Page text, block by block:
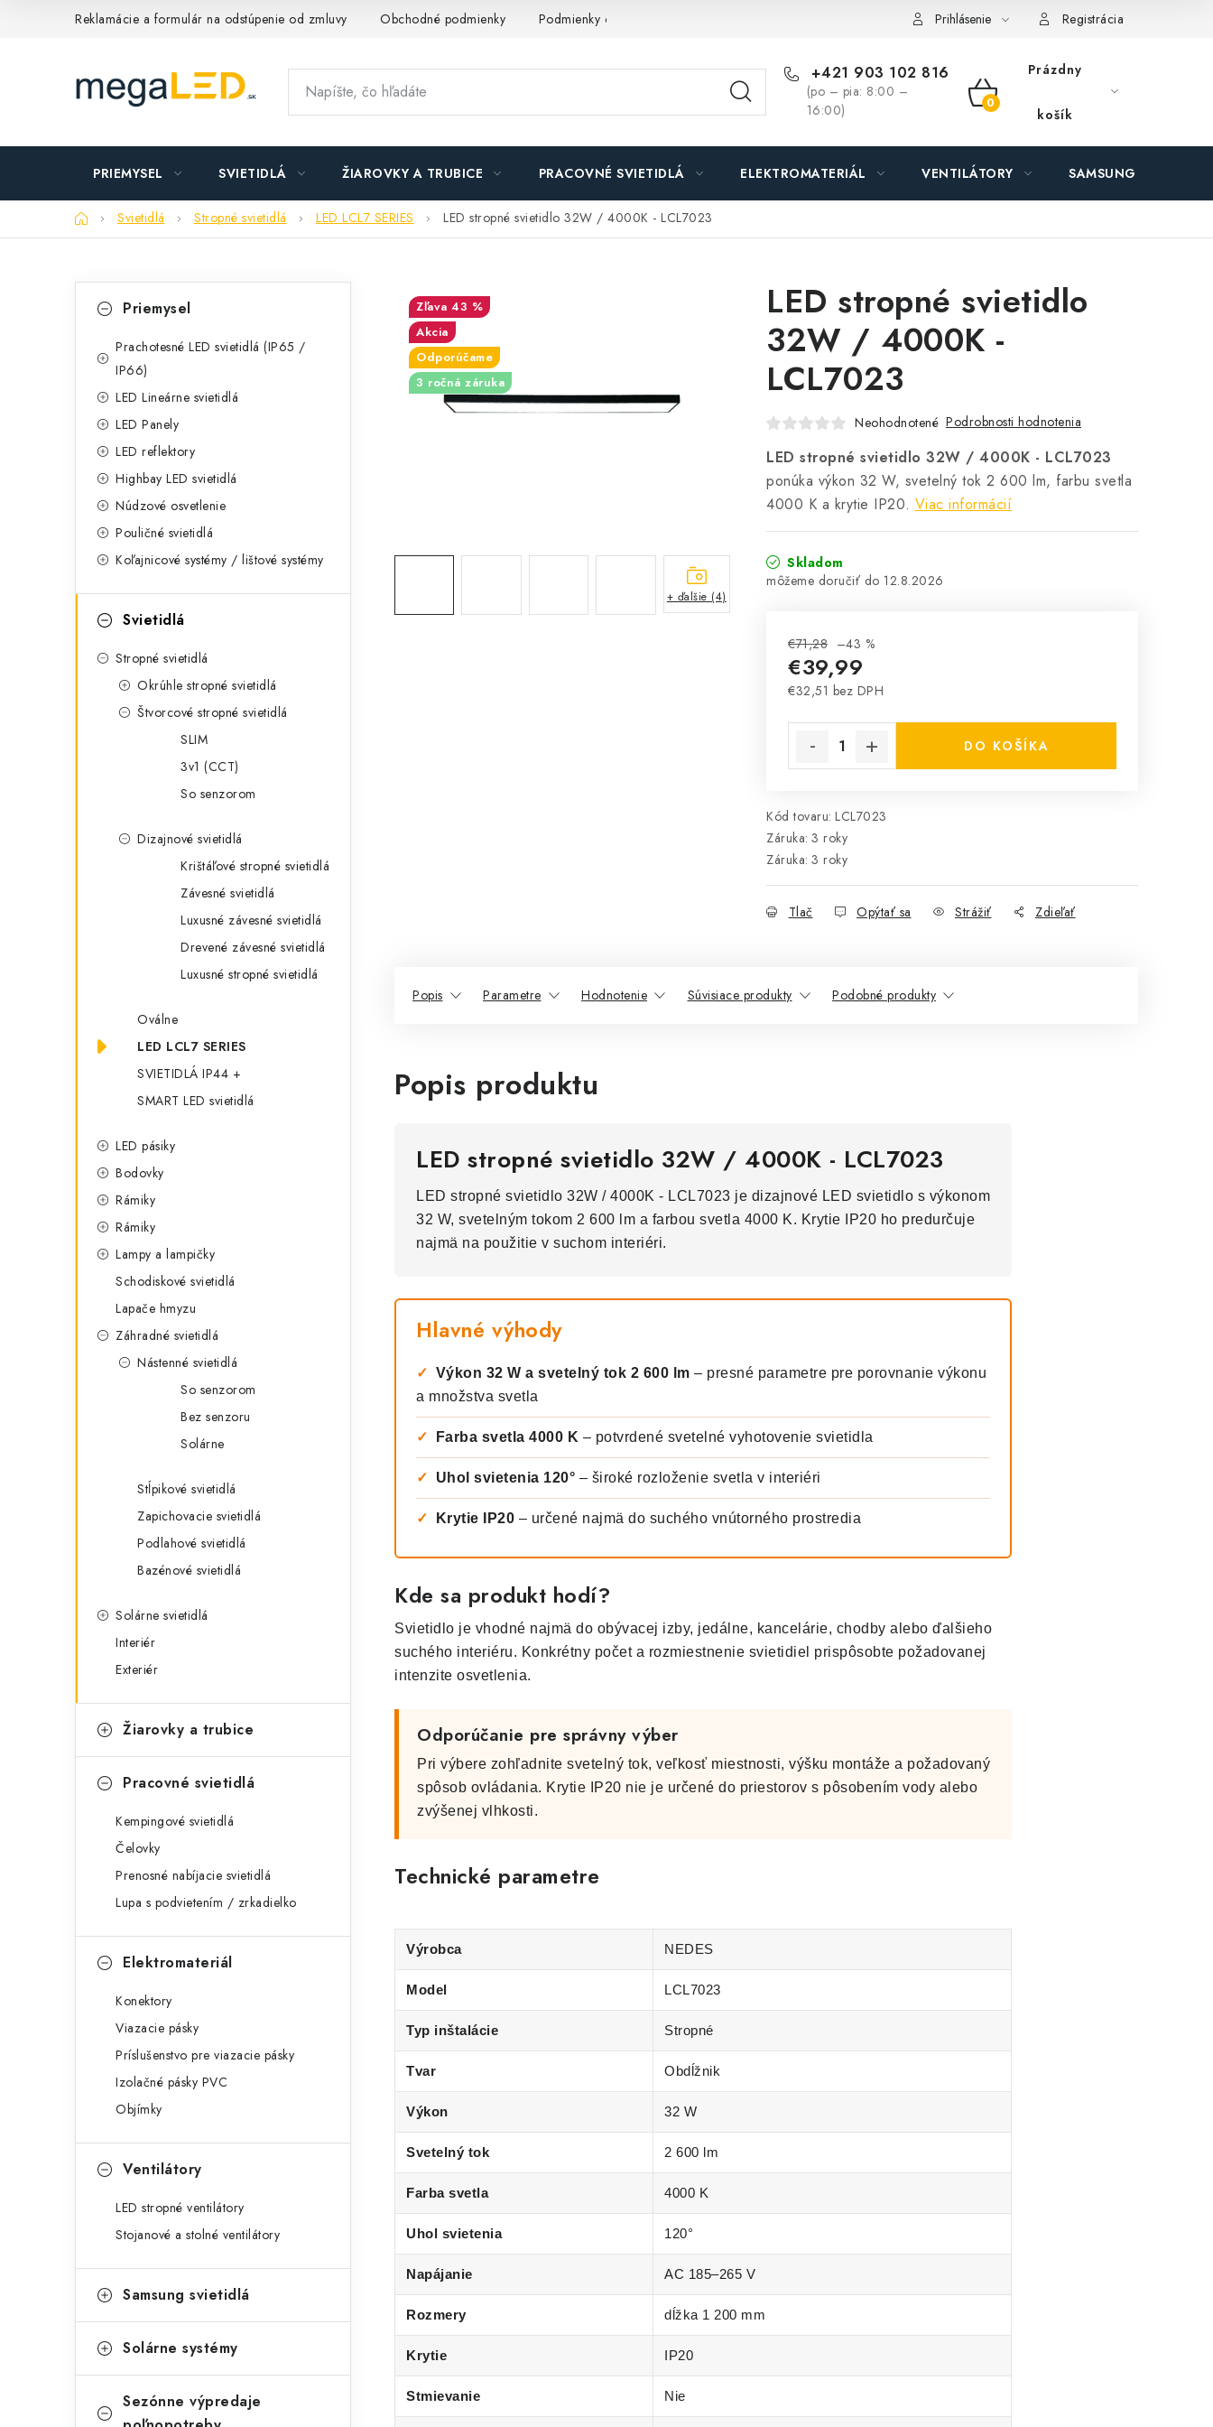
Reklamácie a formulár na odstúpenie od zmluvy Obchodné podmienky Podmienky ochrany osobných údajov O nás - MEGALED & JANTON Zákamenné Zľavy pre profíkov
Prihlásenie Registrácia
+421 903 102 816
(po – pia: 8:00 –
16:00)
NÁKUPNÝ
KOŠÍK
Prázdny
košík
PRIEMYSEL SVIETIDLÁ ŽIAROVKY A TRUBICE PRACOVNÉ SVIETIDLÁ ELEKTROMATERIÁL VENTILÁTORY SAMSUNG SVIETIDLÁ
DomovSvietidlá Stropné svietidlá LED LCL7 SERIES LED stropné svietidlo 32W / 4000K - LCL7023
l
kategóriePriemysel
Prachotesné LED svietidlá (IP65 /
IP66)
LED Lineárne svietidlá
LED Panely
LED reflektory
Highbay LED svietidlá
Núdzové osvetlenie
Pouličné svietidlá
Koľajnicové systémy / lištové systémy
Svietidlá
Stropné svietidlá
Okrúhle stropné svietidlá
Štvorcové stropné svietidlá
SLIM
3v1 (CCT)
So senzorom
Dizajnové svietidlá
Krištáľové stropné svietidlá
Závesné svietidlá
Luxusné závesné svietidlá
Drevené závesné svietidlá
Luxusné stropné svietidlá
Oválne
LED LCL7 SERIES
SVIETIDLÁ IP44 +
SMART LED svietidlá
LED pásiky
Bodovky
Rámiky
Rámiky
Lampy a lampičky
Schodiskové svietidlá
Lapače hmyzu
Záhradné svietidlá
Nástenné svietidlá
So senzorom
Bez senzoru
Solárne
Stĺpikové svietidlá
Zapichovacie svietidlá
Podlahové svietidlá
Bazénové svietidlá
Solárne svietidlá
Interiér
Exteriér
Žiarovky a trubice
Pracovné svietidlá
Kempingové svietidlá
Čelovky
Prenosné nabíjacie svietidlá
Lupa s podvietením / zrkadielko
Elektromateriál
Konektory
Viazacie pásky
Príslušenstvo pre viazacie pásky
Izolačné pásky PVC
Objímky
Ventilátory
LED stropné ventilátory
Stojanové a stolné ventilátory
Samsung svietidlá
Solárne systémy
Sezónne výpredaje
LED stropné svietidlo
32W / 4000K -
LCL7023
Neohodnotené Podrobnosti hodnotenia
LED stropné svietidlo 32W / 4000K - LCL7023
ponúka výkon 32 W, svetelný tok 2 600 lm, farbu svetla
4000 K a krytie IP20. Viac informácií
Skladom
12.8.2026
€71,28 –43 %
€39,99
€32,51 bez DPH
DO KOŠÍKA
Kód tovaru: LCL7023
Záruka: 3 roky
Záruka: 3 roky
Tlač Opýtať sa Strážiť Zdieľať
43 %
Akcia
Odporúčame
3 ročná záruka
+ ďalšie (4)
Popis Parametre Hodnotenie Súvisiace produkty Podobné produkty
Popis produktu
LED stropné svietidlo 32W / 4000K - LCL7023
LED stropné svietidlo 32W / 4000K - LCL7023 je dizajnové LED svietidlo s výkonom
32 W, svetelným tokom 2 600 lm a farbou svetla 4000 K. Krytie IP20 ho predurčuje
najmä na použitie v suchom interiéri.
Hlavné výhody
✓ Výkon 32 W a svetelný tok 2 600 lm – presné parametre pre porovnanie výkonu
a množstva svetla
✓ Farba svetla 4000 K – potvrdené svetelné vyhotovenie svietidla
✓ Uhol svietenia 120° – široké rozloženie svetla v interiéri
✓ Krytie IP20 – určené najmä do suchého vnútorného prostredia
Kde sa produkt hodí?
Svietidlo je vhodné najmä do obývacej izby, jedálne, kancelárie, chodby alebo ďalšieho
suchého interiéru. Konkrétny počet a rozmiestnenie svietidiel prispôsobte požadovanej
intenzite osvetlenia.
Odporúčanie pre správny výber
Pri výbere zohľadnite svetelný tok, veľkosť miestnosti, výšku montáže a požadovaný
spôsob ovládania. Krytie IP20 nie je určené do priestorov s pôsobením vody alebo
zvýšenej vlhkosti.
Technické parametre
Výrobca NEDES
Model LCL7023
Typ inštalácie Stropné
Tvar Obdĺžnik
Výkon 32 W
Svetelný tok 2 600 lm
Farba svetla 4000 K
Uhol svietenia 120°
Napájanie AC 185–265 V
Rozmery dĺžka 1 200 mm
Krytie IP20
Stmievanie Nie